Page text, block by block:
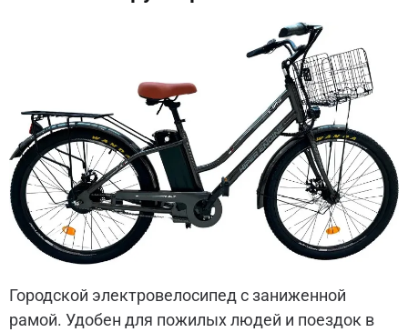
Городской электровелосипед с заниженной
рамой. Удобен для пожилых людей и поездок в